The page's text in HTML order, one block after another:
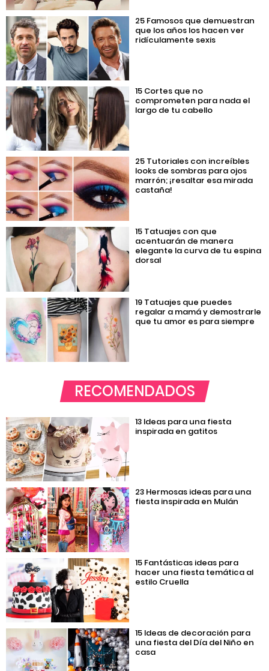
25 Famosos que demuestran
que los años los hacen ver
ridículamente sexis
15 Cortes que no
comprometen para nada el
largo de tu cabello
25 Tutoriales con increíbles
looks de sombras para ojos
marrón; ¡resaltar esa mirada
castaña!
15 Tatuajes con que
acentuarán de manera
elegante la curva de tu espina
dorsal
19 Tatuajes que puedes
regalar a mamá y demostrarle
que tu amor es para siempre
RECOMENDADOS
13 Ideas para una fiesta
inspirada en gatitos
23 Hermosas ideas para una
fiesta inspirada en Mulán
15 Fantásticas ideas para
hacer una fiesta temática al
estilo Cruella
15 Ideas de decoración para
una fiesta del Día del Niño en
casa